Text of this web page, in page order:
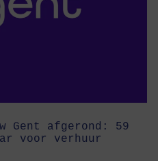
Gent afgerond: 59
voor verhuur